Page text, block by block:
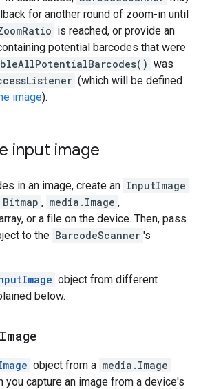
for another round of zoom-in until
is reached, or provide an
potential barcodes that were
() was
(which will be defined
image).
input image
in an image, create an InputImage
Bitmap , media . Image ,
, or a file on the device. Then, pass
to the BarcodeScanner 's
object from different
below.
Image
object from a media . Image
you capture an image from a device's